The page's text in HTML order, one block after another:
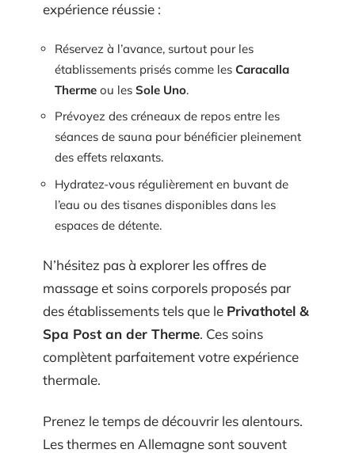
expérience réussie :
Réservez à l’avance, surtout pour les
établissements prisés comme les Caracalla
Therme ou les Sole Uno.
Prévoyez des créneaux de repos entre les
séances de sauna pour bénéficier pleinement
des effets relaxants.
Hydratez-vous régulièrement en buvant de
l’eau ou des tisanes disponibles dans les
espaces de détente.
N’hésitez pas à explorer les offres de
massage et soins corporels proposés par
des établissements tels que le Privathotel &
Spa Post an der Therme. Ces soins
complètent parfaitement votre expérience
thermale.
Prenez le temps de découvrir les alentours.
Les thermes en Allemagne sont souvent